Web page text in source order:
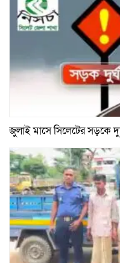
জুলাই মাসে সিলেটের সড়কে